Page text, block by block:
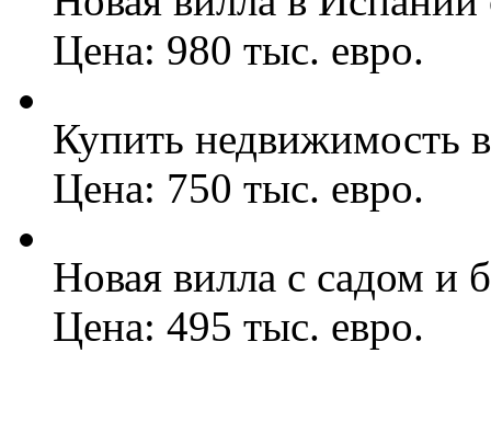
Цена: 980 тыс. евро.
Купить недвижимость
Цена: 750 тыс. евро.
Новая вилла с садом и
Цена: 495 тыс. евро.